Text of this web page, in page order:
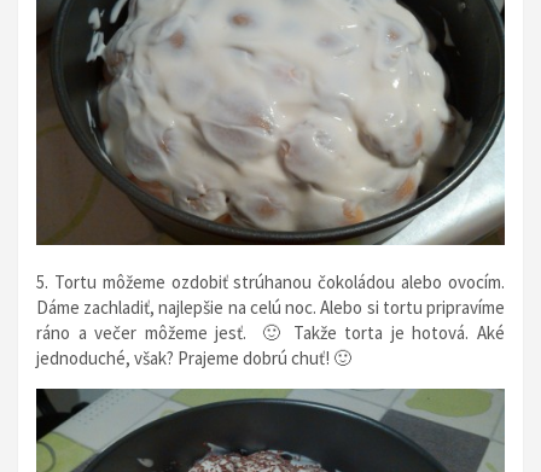
5. Tortu môžeme ozdobiť strúhanou čokoládou alebo ovocím.
Dáme zachladiť, najlepšie na celú noc. Alebo si tortu pripravíme
ráno a večer môžeme jesť. 🙂 Takže torta je hotová. Aké
jednoduché, však? Prajeme dobrú chuť! 🙂